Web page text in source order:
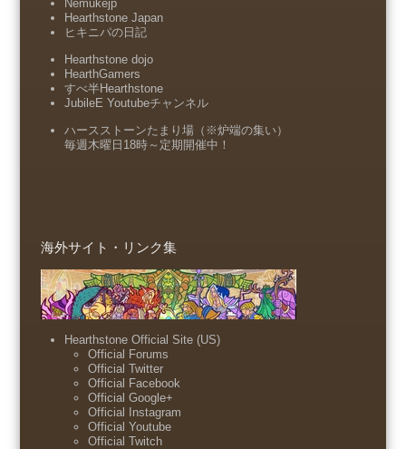
Nemukejp
Hearthstone Japan
ヒキニパの日記
Hearthstone dojo
HearthGamers
すべ半Hearthstone
JubileE Youtubeチャンネル
ハースストーンたまり場（※炉端の集い）
毎週木曜日18時～定期開催中！
海外サイト・リンク集
Hearthstone Official Site (US)
Official Forums
Official Twitter
Official Facebook
Official Google+
Official Instagram
Official Youtube
Official Twitch